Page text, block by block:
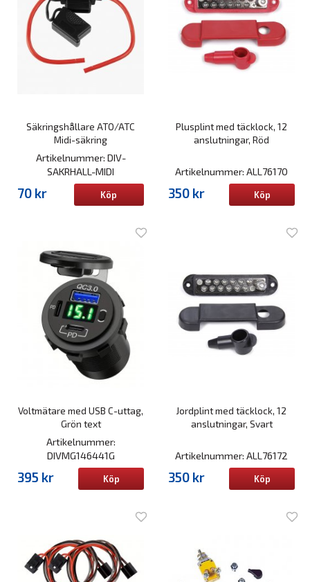
Säkringshållare ATO/ATC
Midi-säkring
Artikelnummer: DIV-
SAKRHALL-MIDI
70 kr Köp
Plusplint med täcklock, 12
anslutningar, Röd
Artikelnummer: ALL76170
350 kr Köp
Voltmätare med USB C-uttag,
Grön text
Artikelnummer:
DIVMG146441G
395 kr Köp
Jordplint med täcklock, 12
anslutningar, Svart
Artikelnummer: ALL76172
350 kr Köp